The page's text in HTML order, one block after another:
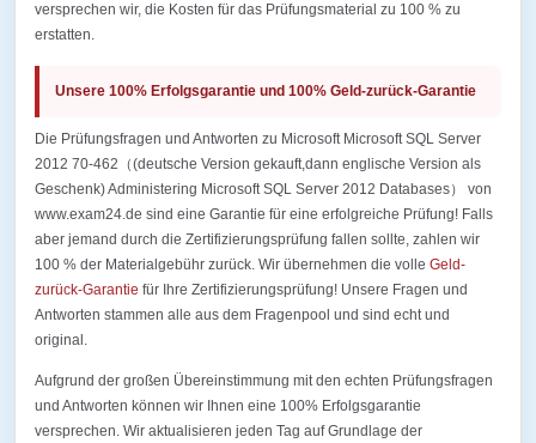
versprechen wir, die Kosten für das Prüfungsmaterial zu 100 % zu
erstatten.
Unsere 100% Erfolgsgarantie und 100% Geld-zurück-Garantie
Die Prüfungsfragen und Antworten zu Microsoft Microsoft SQL Server
2012 70-462（(deutsche Version gekauft,dann englische Version als
Geschenk) Administering Microsoft SQL Server 2012 Databases） von
www.exam24.de sind eine Garantie für eine erfolgreiche Prüfung! Falls
aber jemand durch die Zertifizierungsprüfung fallen sollte, zahlen wir
100 % der Materialgebühr zurück. Wir übernehmen die volle Geld-
zurück-Garantie für Ihre Zertifizierungsprüfung! Unsere Fragen und
Antworten stammen alle aus dem Fragenpool und sind echt und
original.
Aufgrund der großen Übereinstimmung mit den echten Prüfungsfragen
und Antworten können wir Ihnen eine 100% Erfolgsgarantie
versprechen. Wir aktualisieren jeden Tag auf Grundlage der